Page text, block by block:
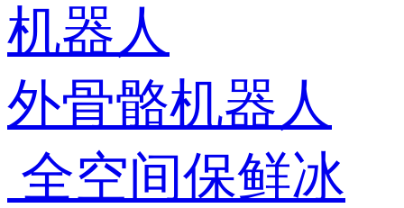
机器人
外骨骼机器人
全空间保鲜冰